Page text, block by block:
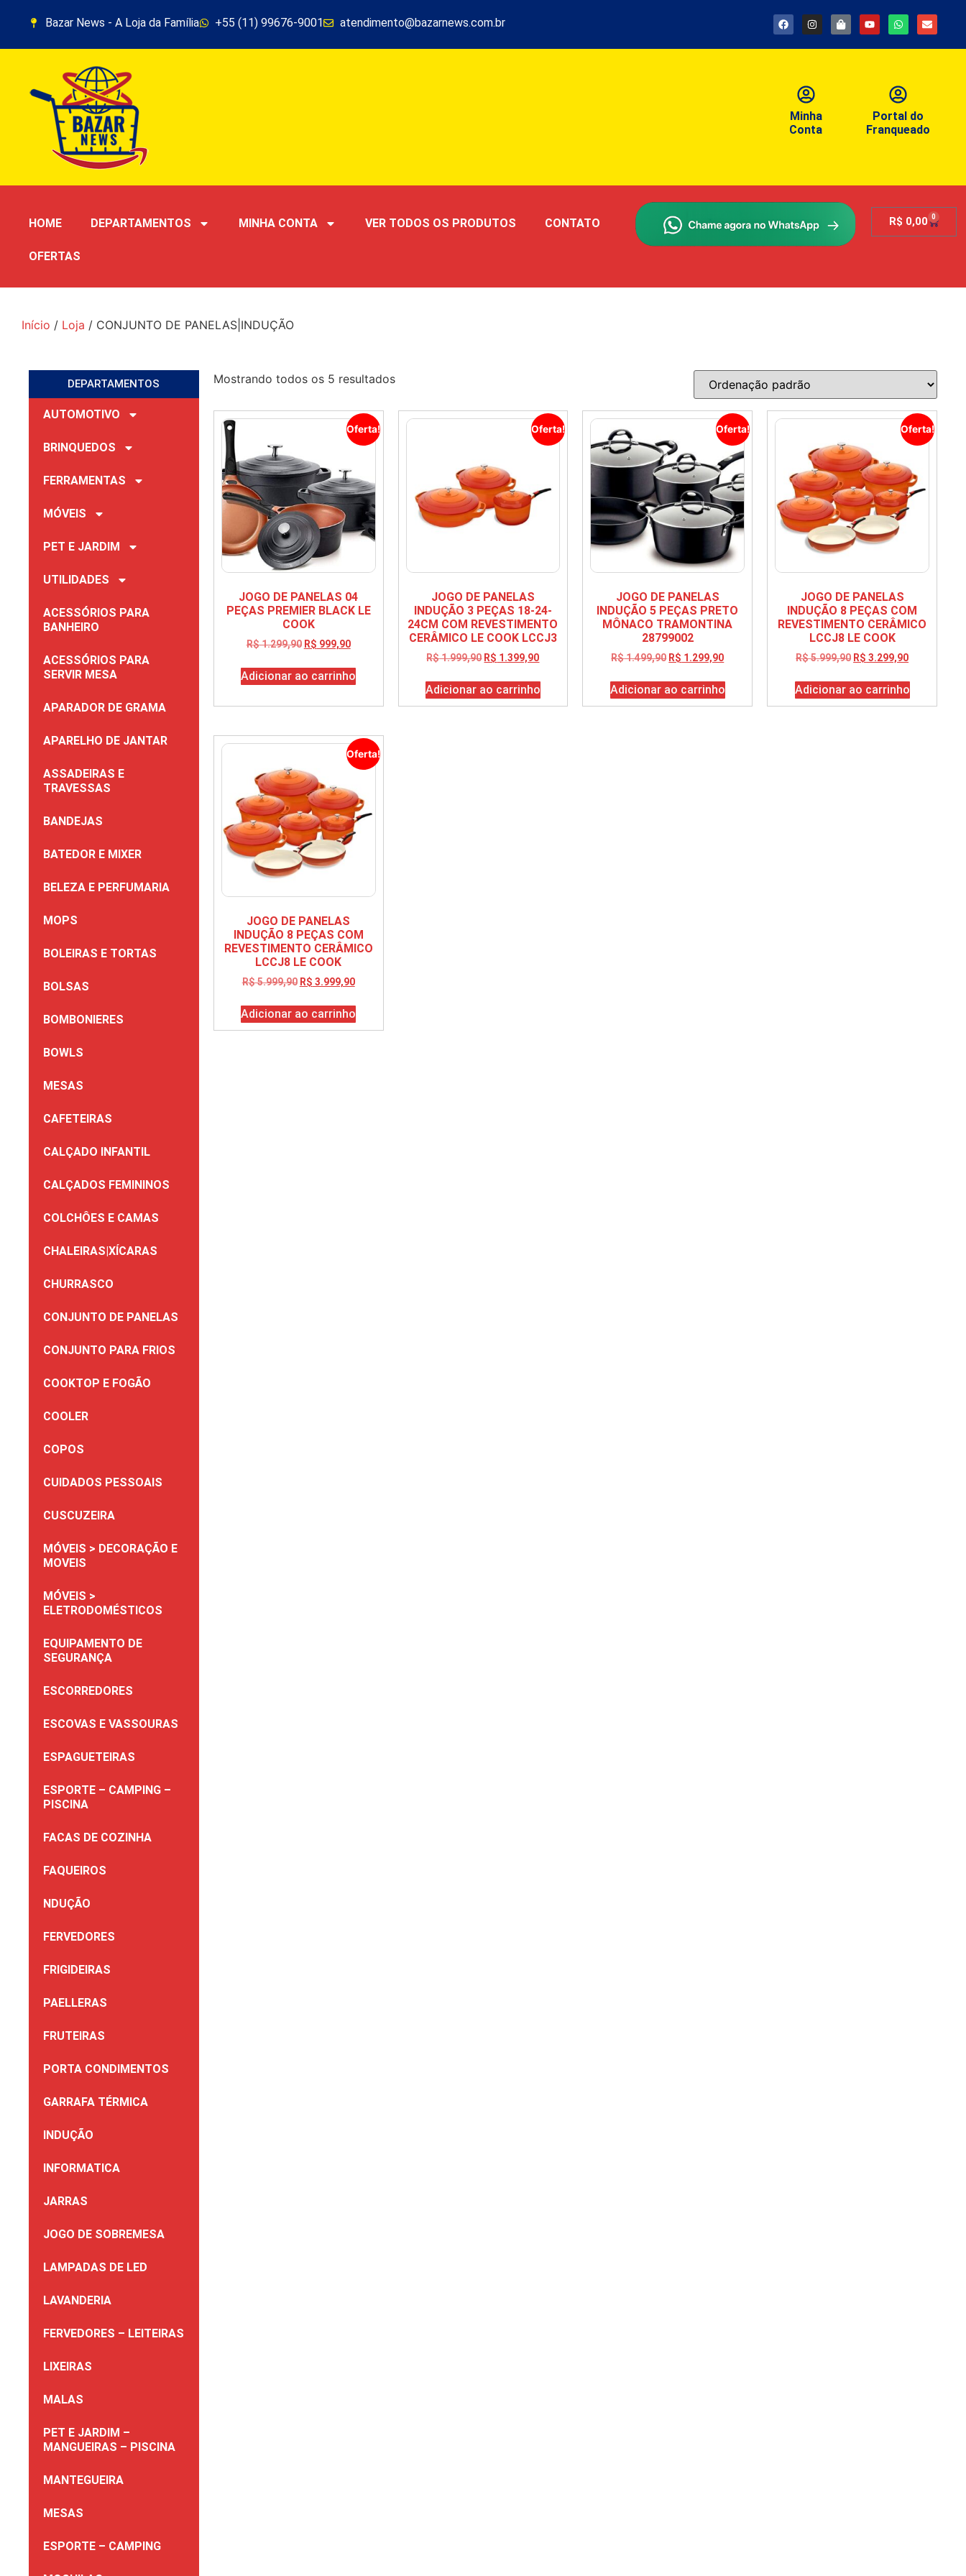
Bazar News - A Loja da Família +55 (11) 99676-9001 atendimento@bazarnews.com.br
Minha
Conta
Portal do
Franqueado
HOME DEPARTAMENTOS MINHA CONTA VER TODOS OS PRODUTOS CONTATO
OFERTAS
R$ 0,00 0
Início / Loja / CONJUNTO DE PANELAS|INDUÇÃO
DEPARTAMENTOS
AUTOMOTIVO
BRINQUEDOS
FERRAMENTAS
MÓVEIS
PET E JARDIM
UTILIDADES
ACESSÓRIOS PARA
BANHEIRO
ACESSÓRIOS PARA
SERVIR MESA
APARADOR DE GRAMA
APARELHO DE JANTAR
ASSADEIRAS E
TRAVESSAS
BANDEJAS
BATEDOR E MIXER
BELEZA E PERFUMARIA
MOPS
BOLEIRAS E TORTAS
BOLSAS
BOMBONIERES
BOWLS
MESAS
CAFETEIRAS
CALÇADO INFANTIL
CALÇADOS FEMININOS
COLCHÔES E CAMAS
CHALEIRAS|XÍCARAS
CHURRASCO
CONJUNTO DE PANELAS
CONJUNTO PARA FRIOS
COOKTOP E FOGÃO
COOLER
COPOS
CUIDADOS PESSOAIS
CUSCUZEIRA
MÓVEIS > DECORAÇÃO E
MOVEIS
MÓVEIS >
ELETRODOMÉSTICOS
EQUIPAMENTO DE
SEGURANÇA
ESCORREDORES
ESCOVAS E VASSOURAS
ESPAGUETEIRAS
ESPORTE – CAMPING –
PISCINA
FACAS DE COZINHA
FAQUEIROS
NDUÇÃO
FERVEDORES
FRIGIDEIRAS
PAELLERAS
FRUTEIRAS
PORTA CONDIMENTOS
GARRAFA TÉRMICA
INDUÇÃO
INFORMATICA
JARRAS
JOGO DE SOBREMESA
LAMPADAS DE LED
LAVANDERIA
FERVEDORES – LEITEIRAS
LIXEIRAS
MALAS
PET E JARDIM –
MANGUEIRAS – PISCINA
MANTEGUEIRA
MESAS
ESPORTE – CAMPING
Mostrando todos os 5 resultados
Oferta!
JOGO DE PANELAS 04
PEÇAS PREMIER BLACK LE
COOK
R$1.299,90 R$ 999,90
Adicionar ao carrinho
Oferta!
JOGO DE PANELAS
INDUÇÃO 3 PEÇAS 18-24-
24CM COM REVESTIMENTO
CERÂMICO LE COOK LCCJ3
R$1.999,90 R$ 1.399,90
Adicionar ao carrinho
Oferta!
JOGO DE PANELAS
INDUÇÃO 5 PEÇAS PRETO
MÔNACO TRAMONTINA
28799002
R$1.499,90 R$ 1.299,90
Adicionar ao carrinho
Oferta!
JOGO DE PANELAS
INDUÇÃO 8 PEÇAS COM
REVESTIMENTO CERÂMICO
LCCJ8 LE COOK
R$5.999,90 R$ 3.299,90
Adicionar ao carrinho
Oferta!
JOGO DE PANELAS
INDUÇÃO 8 PEÇAS COM
REVESTIMENTO CERÂMICO
LCCJ8 LE COOK
R$5.999,90 R$ 3.999,90
Adicionar ao carrinho